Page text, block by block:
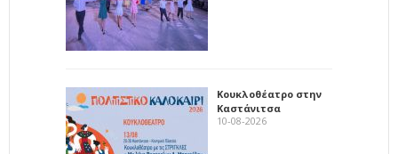
Κουκλοθέατρο στην
Καστάνιτσα
10-08-2026